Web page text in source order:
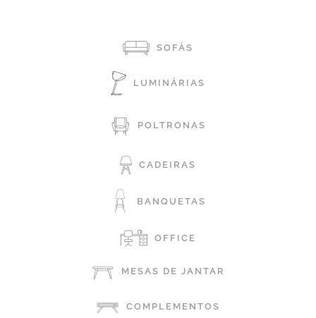
SOFÁS
LUMINÁRIAS
POLTRONAS
CADEIRAS
BANQUETAS
OFFICE
MESAS DE JANTAR
COMPLEMENTOS